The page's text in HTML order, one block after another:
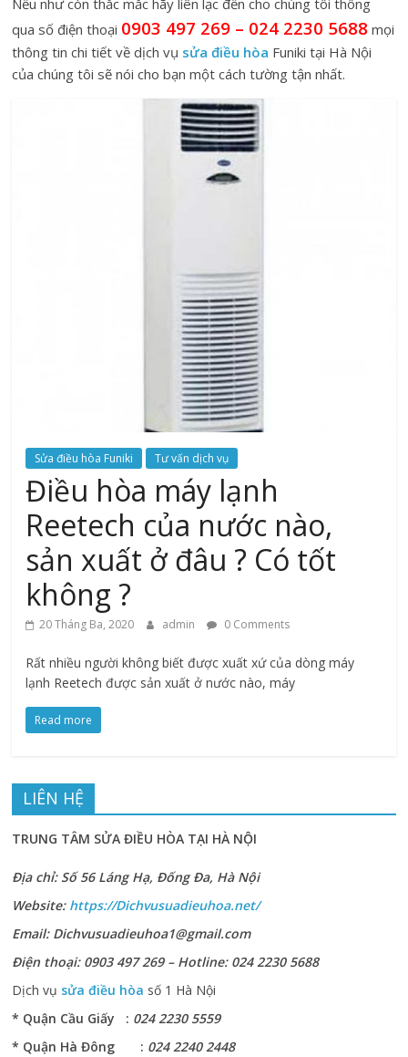
Nếu như còn thắc mắc hãy liên lạc đến cho chúng tôi thông
qua số điện thoại 0903 497 269 – 024 2230 5688 mọi
thông tin chi tiết về dịch vụ sửa điều hòa Funiki tại Hà Nội
của chúng tôi sẽ nói cho bạn một cách tường tận nhất.
Sửa điều hòa Funiki Tư vấn dịch vụ
Điều hòa máy lạnh
Reetech của nước nào,
sản xuất ở đâu ? Có tốt
không ?
20 Tháng Ba, 2020 admin 0 Comments
Rất nhiều người không biết được xuất xứ của dòng máy
lạnh Reetech được sản xuất ở nước nào, máy
Read more
LIÊN HỆ
TRUNG TÂM SỬA ĐIỀU HÒA TẠI HÀ NỘI
Địa chỉ: Số 56 Láng Hạ, Đống Đa, Hà Nội
Website: https://Dichvusuadieuhoa.net/
Email: Dichvusuadieuhoa1@gmail.com
Điện thoại: 0903 497 269 – Hotline: 024 2230 5688
Dịch vụ sửa điều hòa số 1 Hà Nội
* Quận Cầu Giấy : 024 2230 5559
* Quận Hà Đông : 024 2240 2448